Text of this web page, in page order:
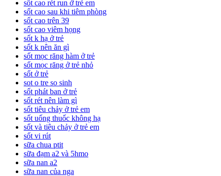
sốt cao rét run ở trẻ em
sốt cao sau khi tiêm phòng
sốt cao trên 39
sốt cao viêm họng
sốt k hạ ở trẻ
sốt k nên ăn gì
sốt mọc răng hàm ở trẻ
sốt mọc răng ở trẻ nhỏ
sốt ở trẻ
sot o tre so sinh
sốt phát ban ở trẻ
sốt rét nên làm gì
sốt tiêu chảy ở trẻ em
sốt uống thuốc không hạ
sốt và tiêu chảy ở trẻ em
sốt vi rút
sữa chua ptit
sữa đạm a2 và 5hmo
sữa nan a2
sữa nan của nga